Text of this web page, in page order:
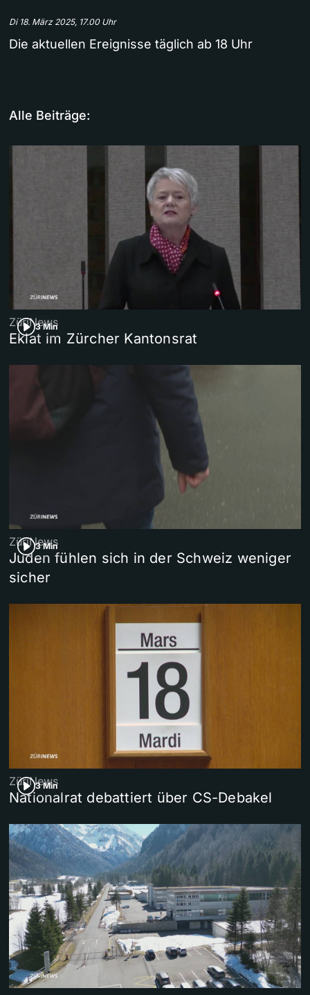
Di 18. März 2025, 17.00 Uhr
Die aktuellen Ereignisse täglich ab 18 Uhr
Alle Beiträge:
3 Min
ZüriNews
Eklat im Zürcher Kantonsrat
3 Min
ZüriNews
Juden fühlen sich in der Schweiz weniger
sicher
3 Min
ZüriNews
Nationalrat debattiert über CS-Debakel